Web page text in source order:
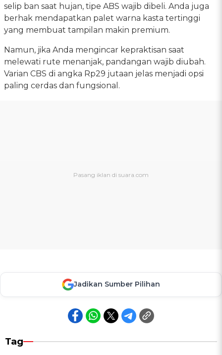
selip ban saat hujan, tipe ABS wajib dibeli. Anda juga
berhak mendapatkan palet warna kasta tertinggi
yang membuat tampilan makin premium.
Namun, jika Anda mengincar kepraktisan saat
melewati rute menanjak, pandangan wajib diubah.
Varian CBS di angka Rp29 jutaan jelas menjadi opsi
paling cerdas dan fungsional.
Jadikan Sumber Pilihan
Tag